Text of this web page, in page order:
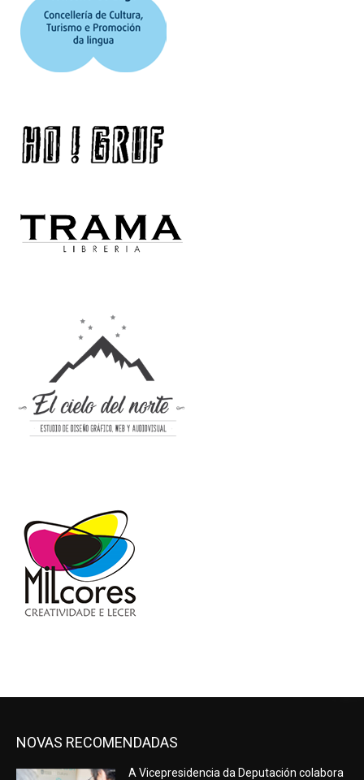
NOVAS RECOMENDADAS
A Vicepresidencia da Deputación colabora